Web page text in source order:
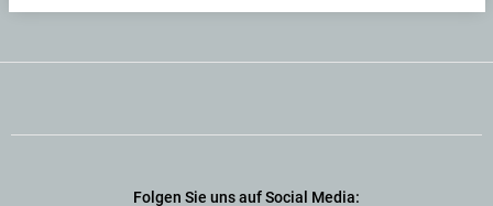
Folgen Sie uns auf Social Media: